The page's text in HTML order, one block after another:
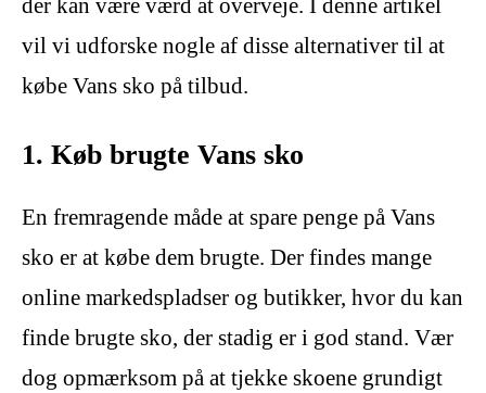
der kan være værd at overveje. I denne artikel
vil vi udforske nogle af disse alternativer til at
købe Vans sko på tilbud.
1. Køb brugte Vans sko
En fremragende måde at spare penge på Vans
sko er at købe dem brugte. Der findes mange
online markedspladser og butikker, hvor du kan
finde brugte sko, der stadig er i god stand. Vær
dog opmærksom på at tjekke skoene grundigt